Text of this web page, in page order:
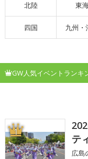
北陸 東
四国 九州・
GW人気イベントランキ
1
テ
広島